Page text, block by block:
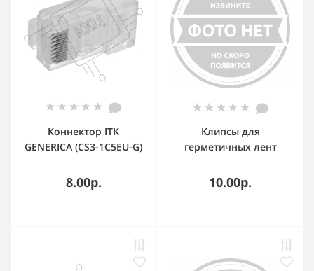
Коннектор ITK
GENERICA (CS3-1C5EU-G)
8.00р.
Клипсы для
герметичных лент
10.00р.